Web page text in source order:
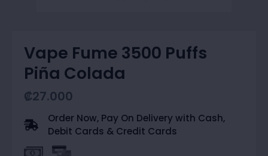
Vape Fume 3500 Puffs
Piña Colada
₡27.000
Order Now, Pay On Delivery with Cash,
Debit Cards & Credit Cards